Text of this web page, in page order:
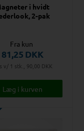
i hvidt
2-pak
Fra kun
81,25 DKK
v/ 1 stk., 90,00 DKK